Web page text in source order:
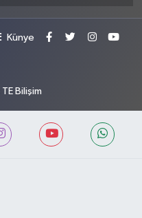
Künye
TE Bilişim